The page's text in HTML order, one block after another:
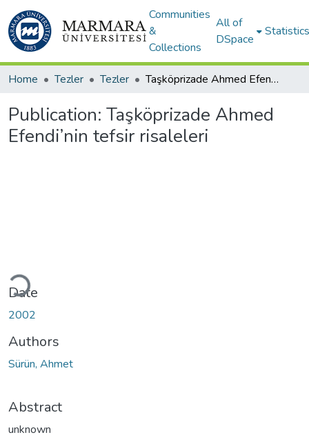
Communities
&
Collections
All of
DSpace
Statistics
Home Tezler Tezler Taşköprizade Ahmed Efendi’nin tefsir risaleleri
Publication: Taşköprizade Ahmed
Efendi’nin tefsir risaleleri
Date
2002
Authors
Sürün, Ahmet
Abstract
unknown